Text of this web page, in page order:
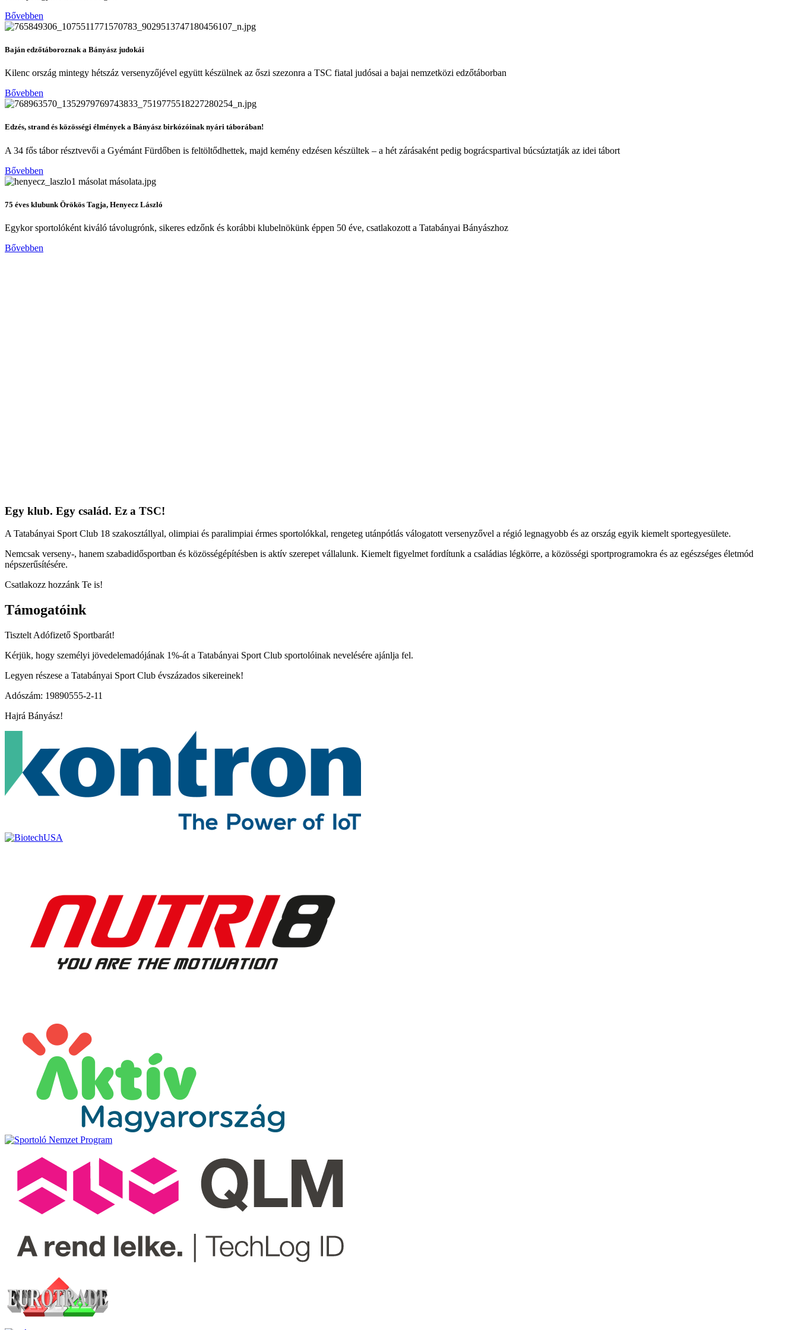
Bővebben
Baján edzőtáboroznak a Bányász judokái
Kilenc ország mintegy hétszáz versenyzőjével együtt készülnek az őszi szezonra a TSC fiatal judósai a bajai nemzetközi edzőtáborban
Bővebben
Edzés, strand és közösségi élmények a Bányász birkózóinak nyári táborában!
A 34 fős tábor résztvevői a Gyémánt Fürdőben is feltöltődhettek, majd kemény edzésen készültek – a hét zárásaként pedig bográcspartival búcsúztatják az idei tábort
Bővebben
75 éves klubunk Örökös Tagja, Henyecz László
Egykor sportolóként kiváló távolugrónk, sikeres edzőnk és korábbi klubelnökünk éppen 50 éve, csatlakozott a Tatabányai Bányászhoz
Bővebben
Egy klub. Egy család. Ez a TSC!
A Tatabányai Sport Club 18 szakosztállyal, olimpiai és paralimpiai érmes sportolókkal, rengeteg utánpótlás válogatott versenyzővel a régió legnagyobb és az ország egyik kiemelt sportegyesülete.
Nemcsak verseny-, hanem szabadidősportban és közösségépítésben is aktív szerepet vállalunk. Kiemelt figyelmet fordítunk a családias légkörre, a közösségi sportprogramokra és az egészséges életmód
népszerűsítésére.
Csatlakozz hozzánk Te is!
Támogatóink
Tisztelt Adófizető Sportbarát!
Kérjük, hogy személyi jövedelemadójának 1%-át a Tatabányai Sport Club sportolóinak nevelésére ajánlja fel.
Legyen részese a Tatabányai Sport Club évszázados sikereinek!
Adószám: 19890555-2-11
Hajrá Bányász!